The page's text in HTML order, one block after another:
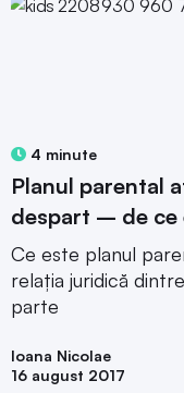
4 minute
Planul parental
despart – de ce
Ce este planul
relația juridică
parte
Ioana Nicolae
16 august 2017